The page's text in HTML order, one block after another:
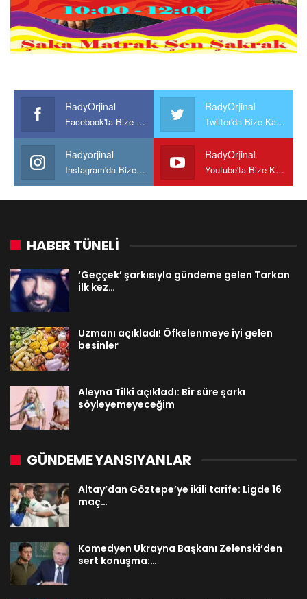
RadyOrjinal
Facebook'ta Bize Katılın
RadyOrjinal
Twitter'da Bize Katılın
Radyorjinal
Instagram'da Bize katılın
RadyOrjinal
Youtube'ta Bize Katılın
HABER TÜNELİ
‘Geççek’ şarkısıyla gündeme gelen Tarkan
ilk kez…
Uzmanı açıkladı! Öfkelenmeye iyi gelen
besinler
Aleyna Tilki açıkladı: Bir süre şarkı
söyleyemeyeceğim
GÜNDEME YANSIYANLAR
Altay’dan Göztepe’ye ikili tarife: Ligde 16
maç…
Komedyen Ukrayna Başkanı Zelenski’den
sert konuşma:…